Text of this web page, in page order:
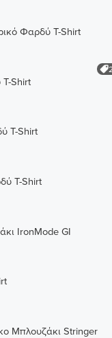
Φαρδύ T-Shirt
Shirt
T-Shirt
T-Shirt
IronMode GI
Μπλουζάκι Stringer